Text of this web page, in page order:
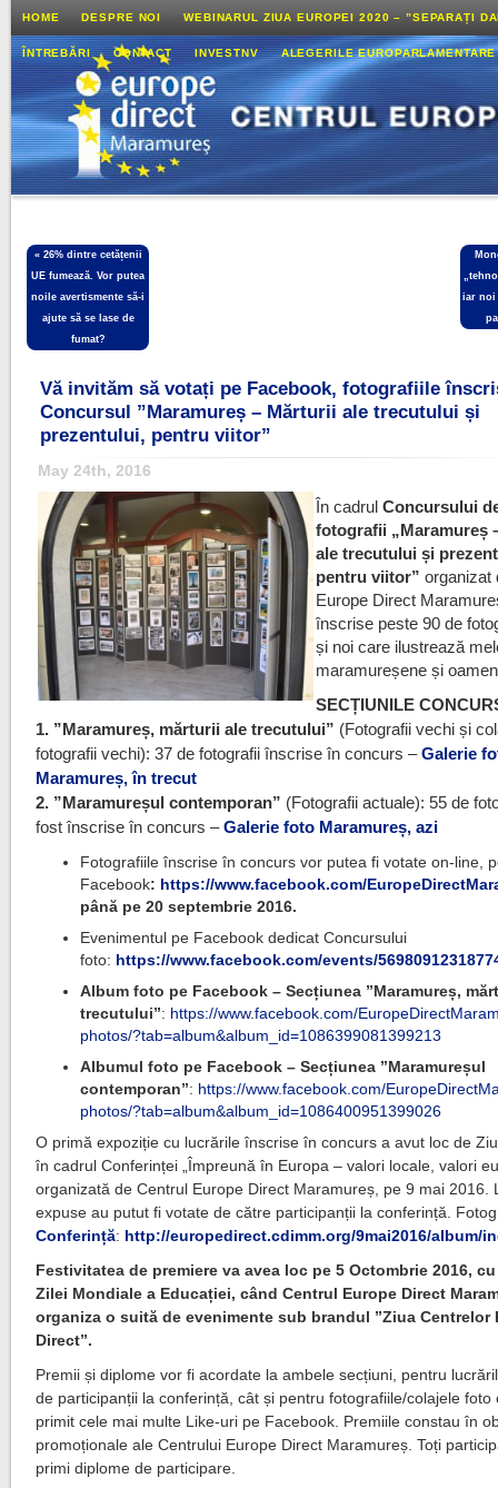
HOME DESPRE NOI WEBINARUL ZIUA EUROPEI 2020 – ”SEPARAȚI
ÎNTREBĂRI CONTACT INVESTNV ALEGERILE
« 26% dintre cetățenii
UE fumează. Vor putea
noile avertismente să-i
ajute să se lase de
fumat?
iar noi
Vă invităm să votați pe Facebook, fotografiile
Concursul ”Maramureș – Mărturii ale trecutului și
prezentului, pentru viitor”
May 24th, 2016
În cadrulConcursului
fotografii „Maramureș
ale trecutului și
pentru viitor”organizat
Europe Direct
înscrise peste 90 de
și noi care ilustrează
maramureșene și
SECȚIUNILE
1. ”Maramureș, mărturii ale trecutului” (Fotografii vechi și
fotografii vechi): 37 de fotografii înscrise în concurs –Galerie
Maramureș, în trecut
2. ”Maramureșul contemporan” (Fotografii actuale): 55 de
fost înscrise în concurs –Galerie foto Maramureș, azi
Fotografiile înscrise în concurs vor putea fi votate on-line,
Facebook: https://www.facebook.com/
până pe 20 septembrie 2016.
Evenimentul pe Facebook dedicat Concursului
foto: https://www.facebook.com/events/
Album foto pe Facebook – Secțiunea ”Maramureș,
trecutului”: https://www.facebook.com/
photos/?tab=album&album_id=1086399081399213
Albumul foto pe Facebook – Secțiunea ”Maramureșul
contemporan”: https://www.facebook.com/
photos/?tab=album&album_id=1086400951399026
O primă expoziție cu lucrările înscrise în concurs a avut loc de
în cadrul Conferinței „Împreună în Europa – valori locale, valori
organizată de Centrul Europe Direct Maramureș, pe 9 mai 2016.
expuse au putut fi votate de către participanții la conferință.
Conferință: http://europedirect.cdimm.org/9mai2016/album/
Festivitatea de premiere va avea loc pe 5 Octombrie 2016,
Zilei Mondiale a Educației, când Centrul Europe Direct
organiza o suită de evenimente sub brandul ”Ziua Centrelor
Direct”.
Premii și diplome vor fi acordate la ambele secțiuni, pentru
de participanții la conferință, cât și pentru fotografiile/colajele foto
primit cele mai multe Like-uri pe Facebook. Premiile constau în
promoționale ale Centrului Europe Direct Maramureș. Toți
primi diplome de participare.